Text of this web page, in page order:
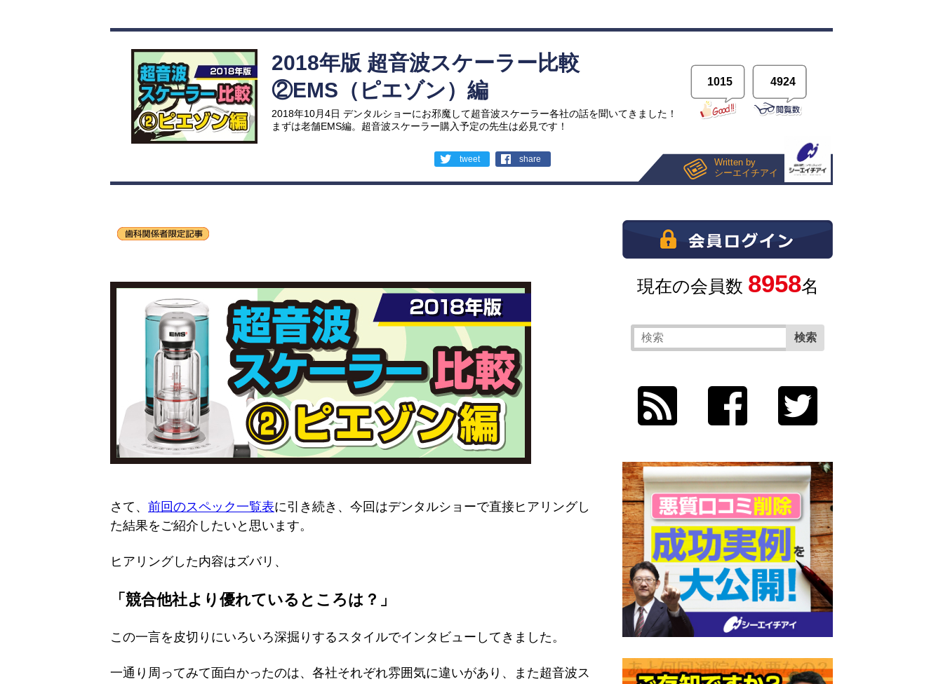
2018年版 超音波スケーラー比較
②EMS（ピエゾン）編
2018年10月4日 デンタルショーにお邪魔して超音波スケーラー各社の話を聞いてきました！
まずは老舗EMS編。超音波スケーラー購入予定の先生は必見です！
4924
1015
tweet share
Written by
シーエイチアイ
さて、 前回のスペック一覧表に引き続き、今回はデンタルショーで直接ヒアリングし
た結果をご紹介したいと思います。
ヒアリングした内容はズバリ、
「競合他社より優れているところは？」
この一言を皮切りにいろいろ深掘りするスタイルでインタビューしてきました。
一通り周ってみて面白かったのは、各社それぞれ雰囲気に違いがあり、また超音波ス
現在の会員数 8958名